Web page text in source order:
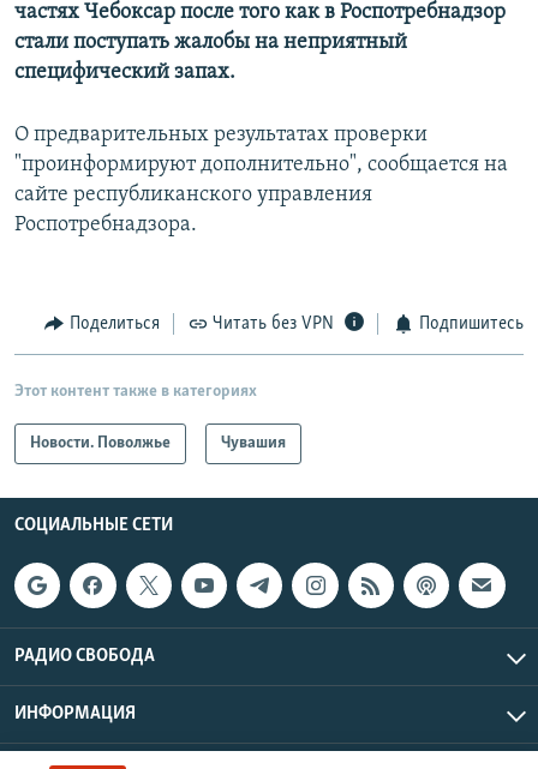
частях Чебоксар после того как в Роспотребнадзор
стали поступать жалобы на неприятный
специфический запах.
О предварительных результатах проверки
"проинформируют дополнительно", сообщается на
сайте республиканского управления
Роспотребнадзора.
Поделиться Читать без VPN Подпишитесь
Этот контент также в категориях
Новости. Поволжье Чувашия
СОЦИАЛЬНЫЕ СЕТИ
РАДИО СВОБОДА
ИНФОРМАЦИЯ